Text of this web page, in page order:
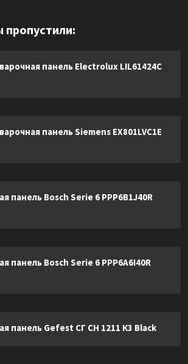
панель Electrolux LIL61424C
панель Siemens EX801LVC1E
панель Bosch Serie 6 PPP6B1J40R
панель Bosch Serie 6 PPP6A6I40R
панель Gefest СГ СН 1211 К3 Black